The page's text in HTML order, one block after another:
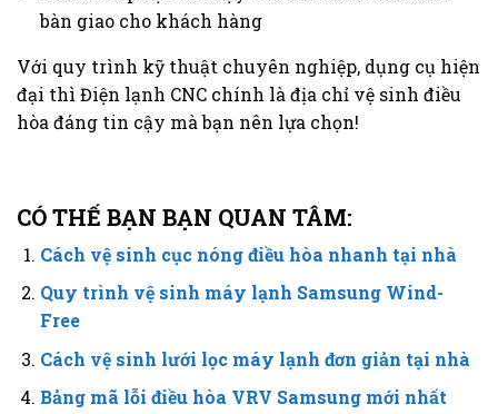
bàn giao cho khách hàng
Với quy trình kỹ thuật chuyên nghiệp, dụng cụ hiện
đại thì Điện lạnh CNC chính là địa chỉ vệ sinh điều
hòa đáng tin cậy mà bạn nên lựa chọn!
CÓ THẾ BẠN BẠN QUAN TÂM:
Cách vệ sinh cục nóng điều hòa nhanh tại nhà
Quy trình vệ sinh máy lạnh Samsung Wind-
Free
Cách vệ sinh lưới lọc máy lạnh đơn giản tại nhà
Bảng mã lỗi điều hòa VRV Samsung mới nhất